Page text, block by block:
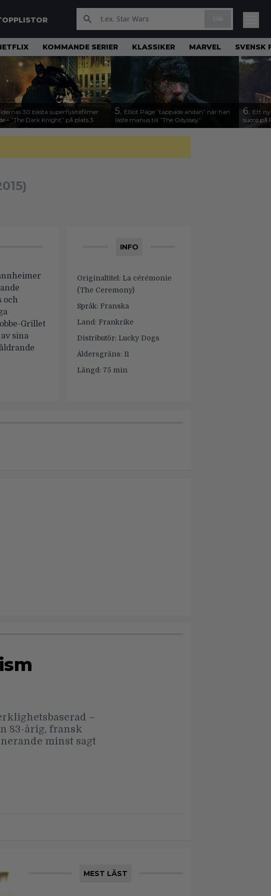
KOMMANDE SERIER KLASSIKER MARVEL SVENSK
30 bästa superhjältefilmer
– ”The Dark Knight” på plats 3
5. Elliot Page ”tappade andan” när han
läste manus till ”The Odyssey”
6. Ett
succé på
och
Grillet
sina
INFO
Originaltitel: La cérémonie
(The Ceremony)
Språk: Franska
Land: Frankrike
Distributör: Lucky Dogs
Åldersgräns: 11
Längd: 75 min
–
83-årig, fransk
minst sagt
MEST LÄST